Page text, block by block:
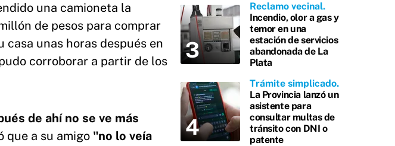
una camioneta la
de pesos para comprar
casa unas horas después en
corroborar a partir de los
de ahí no se ve más
que a su amigo "no lo veía
Reclamo vecinal
Incendio, olor a gas y
temor en una
estación de servicios
abandonada de La
Plata
Trámite simplicado
La Provincia lanzó un
asistente para
consultar multas de
tránsito con DNI o
patente